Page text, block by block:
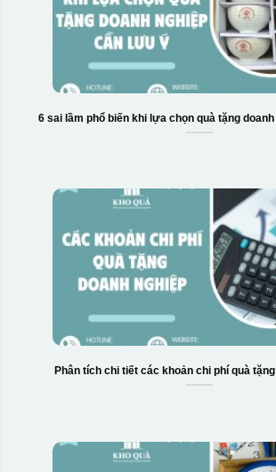
6 sai lầm phổ biến khi lựa chọn quà tặng
Phân tích chi tiết các khoản chi phí quà